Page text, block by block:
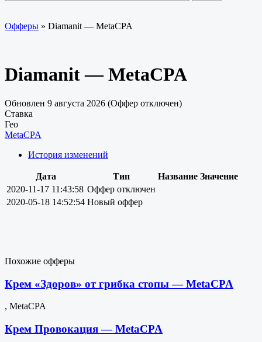
Офферы » Diamanit — MetaCPA
Diamanit — MetaCPA
Обновлен 9 августа 2026 (Оффер отключен)
Ставка
Гео
MetaCPA
История изменений
Дата Тип Название Значение
2020-11-17 11:43:58 Оффер отключен
2020-05-18 14:52:54 Новый оффер
Похожие офферы
Крем «Здоров» от грибка стопы — MetaCPA
, MetaCPA
Крем Провокация — MetaCPA